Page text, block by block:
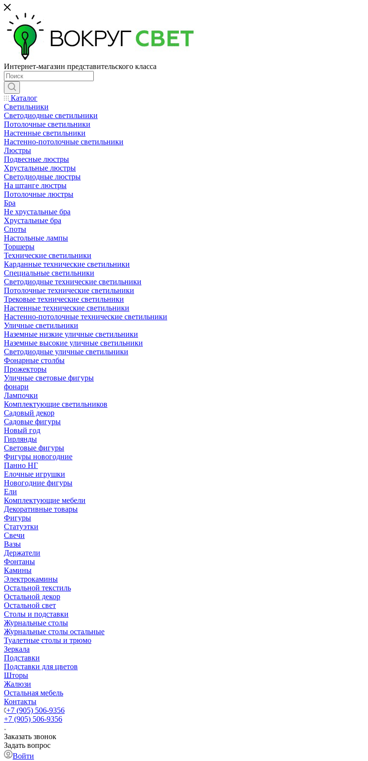
Интернет-магазин представительского класса
Каталог
Светильники
Светодиодные светильники
Потолочные светильники
Настенные светильники
Настенно-потолочные светильники
Люстры
Подвесные люстры
Хрустальные люстры
Светодиодные люстры
На штанге люстры
Потолочные люстры
Бра
Не хрустальные бра
Хрустальные бра
Споты
Настольные лампы
Торшеры
Технические светильники
Карданные технические светильники
Специальные светильники
Светодиодные технические светильники
Потолочные технические светильники
Трековые технические светильники
Настенные технические светильники
Настенно-потолочные технические светильники
Уличные светильники
Наземные низкие уличные светильники
Наземные высокие уличные светильники
Светодиодные уличные светильники
Фонарные столбы
Прожекторы
Уличные световые фигуры
фонари
Лампочки
Комплектующие светильников
Садовый декор
Садовые фигуры
Новый год
Гирлянды
Световые фигуры
Фигуры новогодние
Панно НГ
Елочные игрушки
Новогодние фигуры
Ели
Комплектующие мебели
Декоративные товары
Фигуры
Статуэтки
Свечи
Вазы
Держатели
Фонтаны
Камины
Электрокамины
Остальной текстиль
Остальной декор
Остальной свет
Столы и подставки
Журнальные столы
Журнальные столы остальные
Туалетные столы и трюмо
Зеркала
Подставки
Подставки для цветов
Шторы
Жалюзи
Остальная мебель
Контакты
+7 (905) 506-9356
+7 (905) 506-9356
Заказать звонок
Задать вопрос
Войти